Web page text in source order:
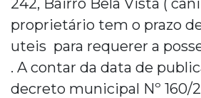
242, Bairro Bela Vista (
proprietário tem o prazo
uteis para requerer a
. A contar da data de
decreto municipal Nº 160/